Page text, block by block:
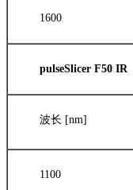
1600
pulseSlicer F50 IR
波长 [nm]
1100